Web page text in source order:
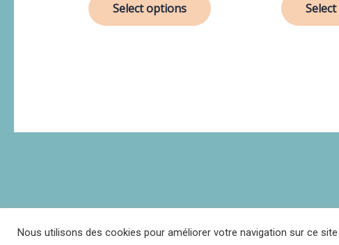
Select options
Nous utilisons des cookies pour améliorer votre navigation sur ce